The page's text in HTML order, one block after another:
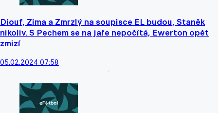
Diouf, Zima a Zmrzlý na soupisce EL budou, Staněk
nikoliv. S Pechem se na jaře nepočítá, Ewerton opět
zmizí
05.02.2024 07:58